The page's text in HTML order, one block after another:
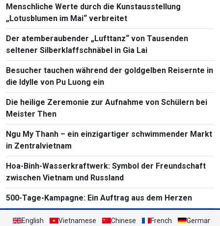
Menschliche Werte durch die Kunstausstellung
„Lotusblumen im Mai“ verbreitet
Der atemberaubender „Lufttanz“ von Tausenden
seltener Silberklaffschnäbel in Gia Lai
Besucher tauchen während der goldgelben Reisernte in
die Idylle von Pu Luong ein
Die heilige Zeremonie zur Aufnahme von Schülern bei
Meister Then
Ngu My Thanh – ein einzigartiger schwimmender Markt
in Zentralvietnam
Hoa-Binh-Wasserkraftwerk: Symbol der Freundschaft
zwischen Vietnam und Russland
500-Tage-Kampagne: Ein Auftrag aus dem Herzen
English Vietnamese Chinese French German